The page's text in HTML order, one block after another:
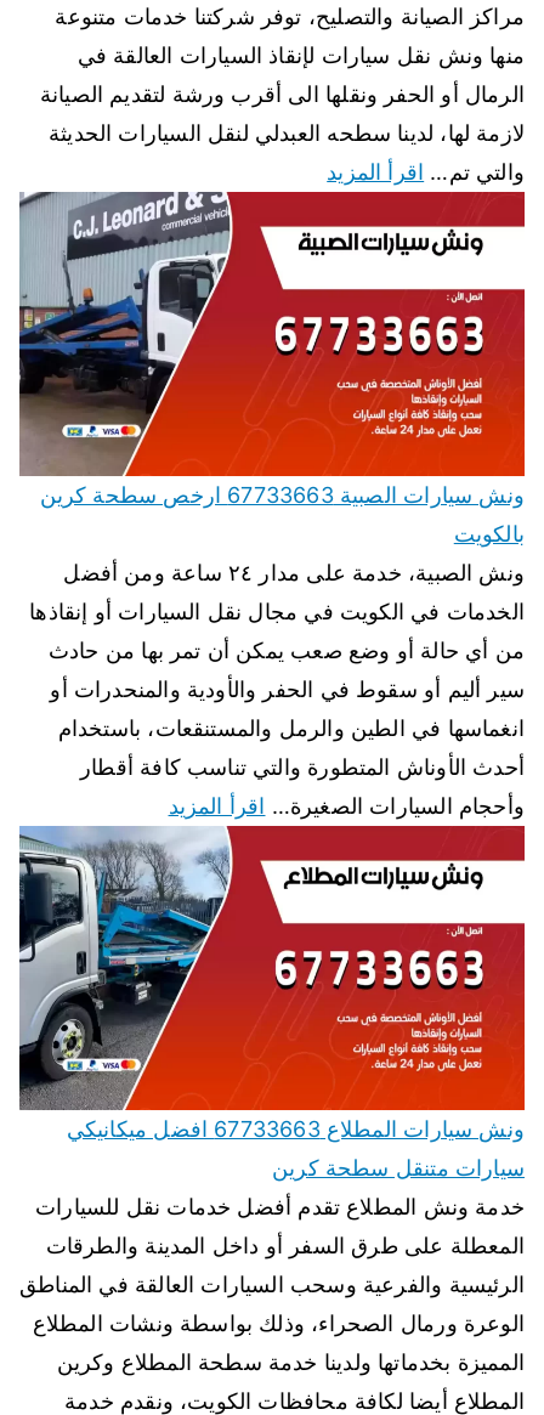
مراكز الصيانة والتصليح، توفر شركتنا خدمات متنوعة
منها ونش نقل سيارات لإنقاذ السيارات العالقة في
الرمال أو الحفر ونقلها الى أقرب ورشة لتقديم الصيانة
لازمة لها، لدينا سطحه العبدلي لنقل السيارات الحديثة
والتي تم… اقرأ المزيد
ونش سيارات الصبية 67733663 ارخص سطحة كرين
بالكويت
ونش الصبية، خدمة على مدار ٢٤ ساعة ومن أفضل
الخدمات في الكويت في مجال نقل السيارات أو إنقاذها
من أي حالة أو وضع صعب يمكن أن تمر بها من حادث
سير أليم أو سقوط في الحفر والأودية والمنحدرات أو
انغماسها في الطين والرمل والمستنقعات، باستخدام
أحدث الأوناش المتطورة والتي تناسب كافة أقطار
وأحجام السيارات الصغيرة… اقرأ المزيد
ونش سيارات المطلاع 67733663 افضل ميكانيكي
سيارات متنقل سطحة كرين
خدمة ونش المطلاع تقدم أفضل خدمات نقل للسيارات
المعطلة على طرق السفر أو داخل المدينة والطرقات
الرئيسية والفرعية وسحب السيارات العالقة في المناطق
الوعرة ورمال الصحراء، وذلك بواسطة ونشات المطلاع
المميزة بخدماتها ولدينا خدمة سطحة المطلاع وكرين
المطلاع أيضا لكافة محافظات الكويت، ونقدم خدمة